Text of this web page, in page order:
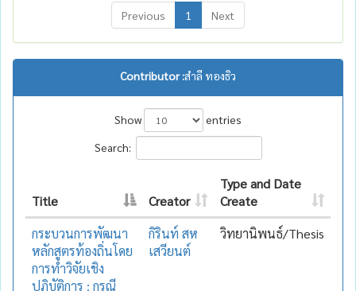
Previous
1 Next
Contributor :สำลี ทองธิว
Show
entries
Search:
Title Creator
Type and Date
Create
กระบวนการพัฒนา
หลักสูตรท้องถิ่นโดย
การทำวิจัยเชิง
ปฏิบัติการ : กรณี
กิรินท์ สห
เสวียนต์
วิทยานิพนธ์/Thesis